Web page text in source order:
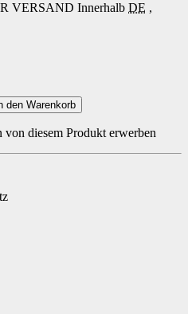
VERSAND Innerhalb DE ,
den Warenkorb
diesem Produkt erwerben